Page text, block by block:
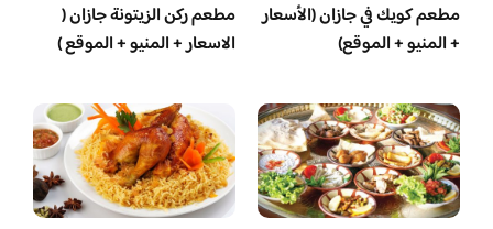
مطعم كويك في جازان (الأسعار
+ المنيو + الموقع)
مطعم ركن الزيتونة جازان (
الاسعار + المنيو + الموقع )